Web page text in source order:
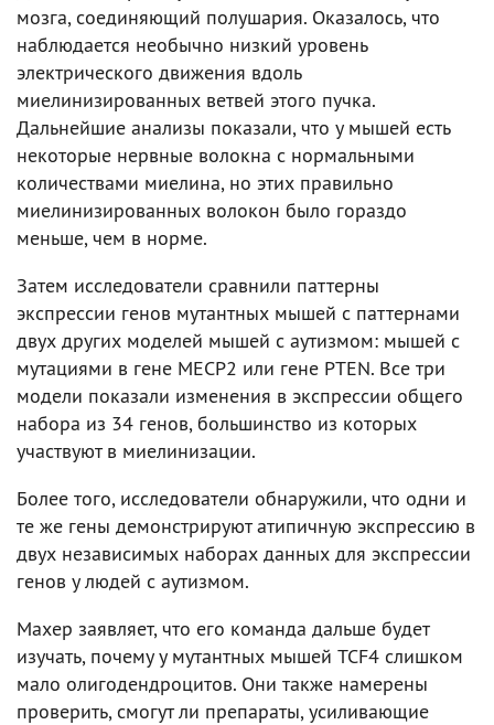
мозга, соединяющий полушария. Оказалось, что
наблюдается необычно низкий уровень
электрического движения вдоль
миелинизированных ветвей этого пучка.
Дальнейшие анализы показали, что у мышей есть
некоторые нервные волокна с нормальными
количествами миелина, но этих правильно
миелинизированных волокон было гораздо
меньше, чем в норме.
Затем исследователи сравнили паттерны
экспрессии генов мутантных мышей с паттернами
двух других моделей мышей с аутизмом: мышей с
мутациями в гене MECP2 или гене PTEN. Все три
модели показали изменения в экспрессии общего
набора из 34 генов, большинство из которых
участвуют в миелинизации.
Более того, исследователи обнаружили, что одни и
те же гены демонстрируют атипичную экспрессию в
двух независимых наборах данных для экспрессии
генов у людей с аутизмом.
Махер заявляет, что его команда дальше будет
изучать, почему у мутантных мышей TCF4 слишком
мало олигодендроцитов. Они также намерены
проверить, смогут ли препараты, усиливающие